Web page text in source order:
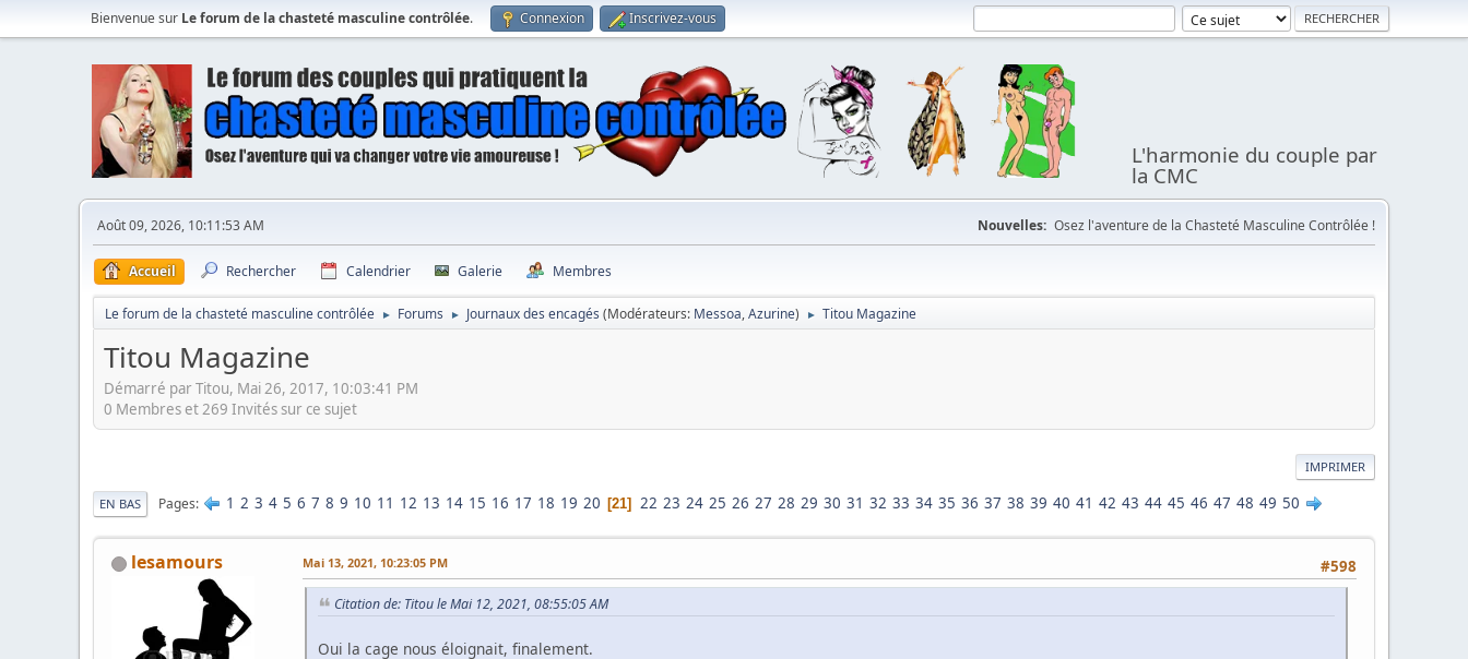
Bienvenue sur Le forum de la chasteté masculine contrôlée. Connexion Inscrivez-vous
L'harmonie du couple par
la CMC
Août 09, 2026, 10:11:53 AM Nouvelles: Osez l'aventure de la Chasteté Masculine Contrôlée !
Accueil Rechercher Calendrier Galerie Membres
Le forum de la chasteté masculine contrôlée ► Forums ► Journaux des encagés (Modérateurs: Messoa,Azurine) ► Titou Magazine
Titou Magazine
Démarré par Titou, Mai 26, 2017, 10:03:41 PM
0 Membres et 269 Invités sur ce sujet
IMPRIMER
EN BAS Pages 1 2 3 4 5 6 7 8 9 10 11 12 13 14 15 16 17 18 19 20 21 22 23 24 25 26 27 28 29 30 31 32 33 34 35 36 37 38 39 40 41 42 43 44 45 46 47 48 49 50
lesamours #598
Mai 13, 2021, 10:23:05 PM
Citation de: Titou le Mai 12, 2021, 08:55:05 AM
Oui la cage nous éloignait, finalement.